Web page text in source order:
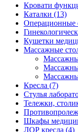
Кровати
Каталки (13)
Операционные
Кушетки
Массажные
Кресла (7)
Стулья
Тележки,
Шкафы
ЛОР кресла (4)